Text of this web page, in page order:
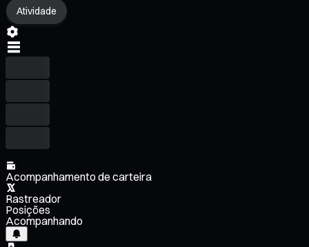
Atividade
Acompanhamento de carteira
Rastreador
Posições
Acompanhando